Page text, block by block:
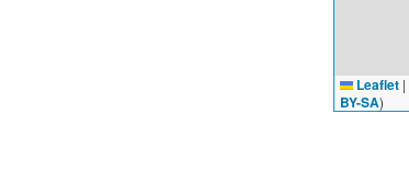
Leaflet |
BY-SA)